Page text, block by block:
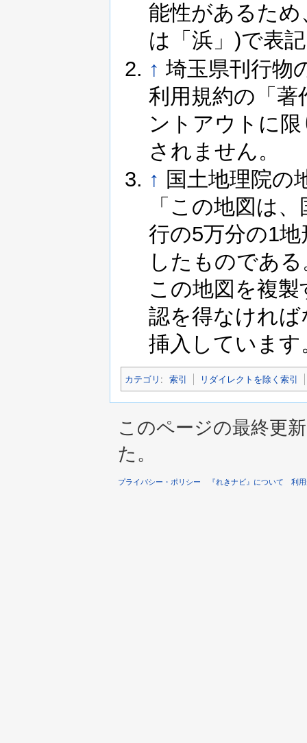
能性があるため
は「浜」)で表
↑ 埼玉県刊行物
利用規約の「著
ントアウトに
されません。
↑ 国土地理院の
「この地図は
行の5万分の1
したものであ
この地図を複
認を得なけれ
挿入しています
カテゴリ : 索引 リダイレクトを除く索引
このページの最終更
た。
プライバシー・ポリシー 『れきナビ』について 利